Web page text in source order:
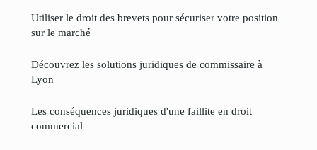
Utiliser le droit des brevets pour sécuriser votre position
sur le marché
Découvrez les solutions juridiques de commissaire à
Lyon
Les conséquences juridiques d'une faillite en droit
commercial